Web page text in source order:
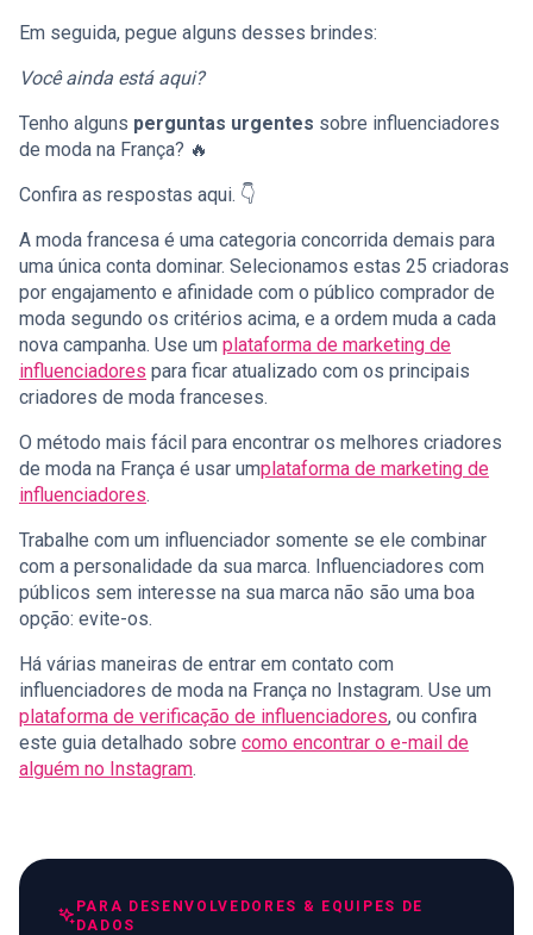
Em seguida, pegue alguns desses brindes:
Você ainda está aqui?
Tenho alguns perguntas urgentes sobre influenciadores
de moda na França? 🔥
Confira as respostas aqui. 👇
A moda francesa é uma categoria concorrida demais para
uma única conta dominar. Selecionamos estas 25 criadoras
por engajamento e afinidade com o público comprador de
moda segundo os critérios acima, e a ordem muda a cada
nova campanha. Use um plataforma de marketing de
influenciadores para ficar atualizado com os principais
criadores de moda franceses.
O método mais fácil para encontrar os melhores criadores
de moda na França é usar umplataforma de marketing de
influenciadores.
Trabalhe com um influenciador somente se ele combinar
com a personalidade da sua marca. Influenciadores com
públicos sem interesse na sua marca não são uma boa
opção: evite-os.
Há várias maneiras de entrar em contato com
influenciadores de moda na França no Instagram. Use um
plataforma de verificação de influenciadores, ou confira
este guia detalhado sobre como encontrar o e-mail de
alguém no Instagram.
PARA DESENVOLVEDORES & EQUIPES DE
DADOS